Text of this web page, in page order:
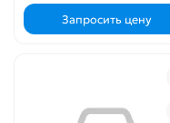
Запросить цену